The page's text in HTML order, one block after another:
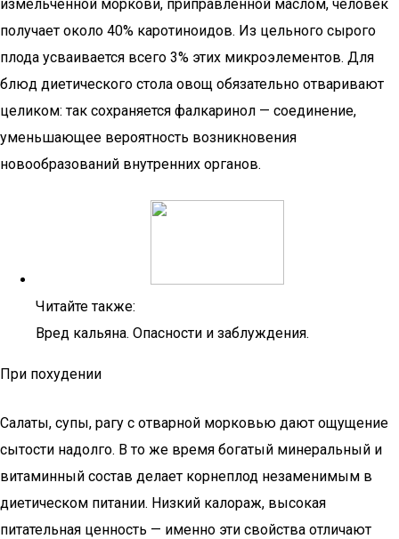
измельчённой моркови, приправленной маслом, человек
получает около 40% каротиноидов. Из цельного сырого
плода усваивается всего 3% этих микроэлементов. Для
блюд диетического стола овощ обязательно отваривают
целиком: так сохраняется фалкаринол — соединение,
уменьшающее вероятность возникновения
новообразований внутренних органов.
Читайте также:
Вред кальяна. Опасности и заблуждения.
При похудении
Салаты, супы, рагу с отварной морковью дают ощущение
сытости надолго. В то же время богатый минеральный и
витаминный состав делает корнеплод незаменимым в
диетическом питании. Низкий калораж, высокая
питательная ценность — именно эти свойства отличают